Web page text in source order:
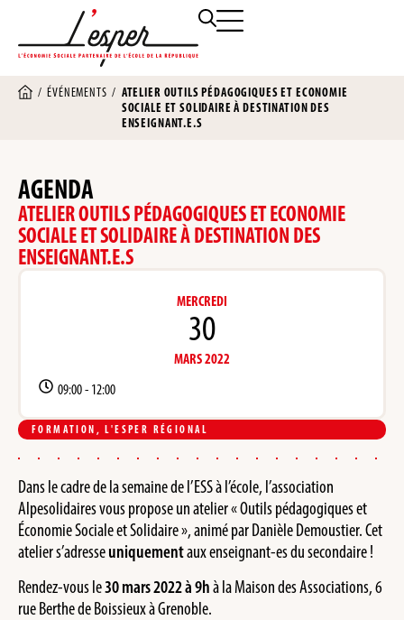
/ÉVÉNEMENTS / ATELIER OUTILS PÉDAGOGIQUES ET ECONOMIE
SOCIALE ET SOLIDAIRE À DESTINATION DES
ENSEIGNANT.E.S
AGENDA
ATELIER OUTILS PÉDAGOGIQUES ET ECONOMIE
SOCIALE ET SOLIDAIRE À DESTINATION DES
ENSEIGNANT.E.S
MERCREDI
30
MARS 2022
09:00 - 12:00
FORMATION , L'ESPER RÉGIONAL
Dans le cadre de la semaine de l’ESS à l’école, l’association
Alpesolidaires vous propose un atelier « Outils pédagogiques et
Économie Sociale et Solidaire », animé par Danièle Demoustier. Cet
atelier s’adresseuniquementaux enseignant-es du secondaire !
Rendez-vous le30 mars 2022 à 9hà la Maison des Associations, 6
rue Berthe de Boissieux à Grenoble.